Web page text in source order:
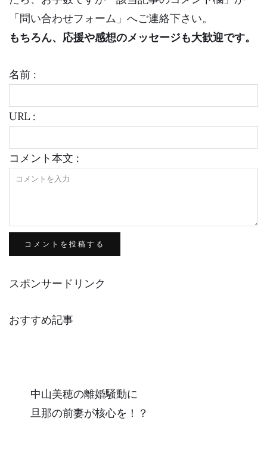
「問い合わせフォーム」へご連絡下さい。
もちろん、応援や感想のメッセージも大歓迎です。
名前 :
URL :
コメント本文 :
スポンサードリンク
おすすめ記事
中山美穂の離婚騒動に
旦那の前妻が核心を！？